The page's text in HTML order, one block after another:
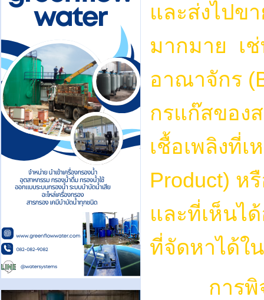
และส่งไปข
มากมาย เ
อาณาจักร
กรแก๊สของ
เชื้อเพลิงที่
Product) ห
และที่เห็นไ
ที่จัดหาได้ใ
การพิจา